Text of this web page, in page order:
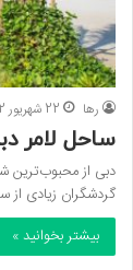
رها 22 شهریور 1402
ساحل لامر
دبی از محبوب‌ترین
گردشگران زیادی از
بیشتر بخوانید »